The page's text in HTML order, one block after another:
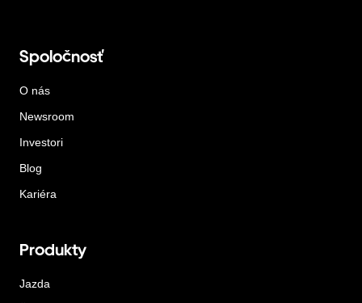
Spoločnosť
O nás
Newsroom
Investori
Blog
Kariéra
Produkty
Jazda